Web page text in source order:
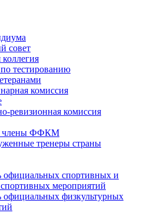
совет
тестированию
комиссия
ревизионная комиссия
члены ФФКМ
тренеры страны
официальных спортивных и
мероприятий
официальных физкультурных